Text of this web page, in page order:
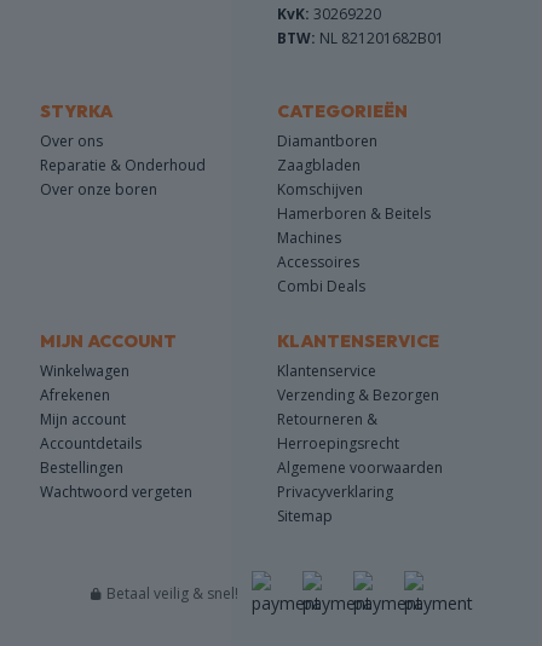
KvK: 30269220
BTW: NL 821201682B01
STYRKA
Over ons
Reparatie & Onderhoud
Over onze boren
CATEGORIEËN
Diamantboren
Zaagbladen
Komschijven
Hamerboren & Beitels
Machines
Accessoires
Combi Deals
MIJN ACCOUNT
Winkelwagen
Afrekenen
Mijn account
Accountdetails
Bestellingen
Wachtwoord vergeten
KLANTENSERVICE
Klantenservice
Verzending & Bezorgen
Retourneren &
Herroepingsrecht
Algemene voorwaarden
Privacyverklaring
Sitemap
Betaal veilig & snel!